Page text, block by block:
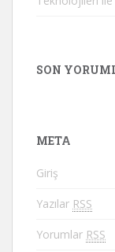
SON
META
Giriş
Yazılar RSS
Yorumlar RSS